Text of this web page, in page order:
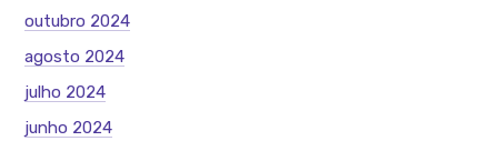
outubro 2024
agosto 2024
julho 2024
junho 2024